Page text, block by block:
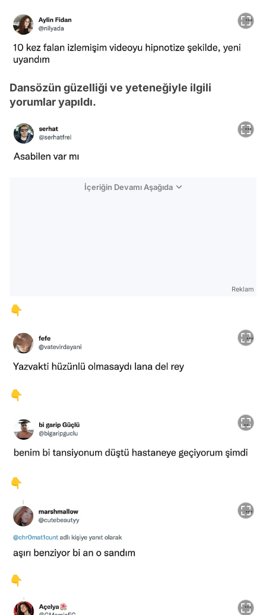
Dansözün güzelliği ve yeteneğiyle ilgili
yorumlar yapıldı.
İçeriğin Devamı Aşağıda
Reklam
👇
👇
👇
👇